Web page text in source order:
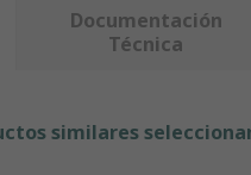
Documentación
Técnica
similares